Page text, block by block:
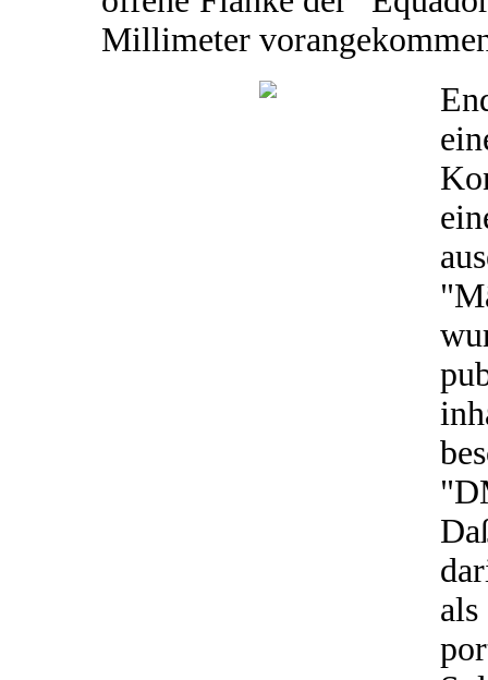
Millimeter